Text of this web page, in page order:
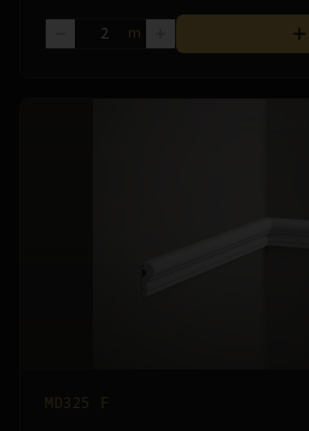
m
MD325 F